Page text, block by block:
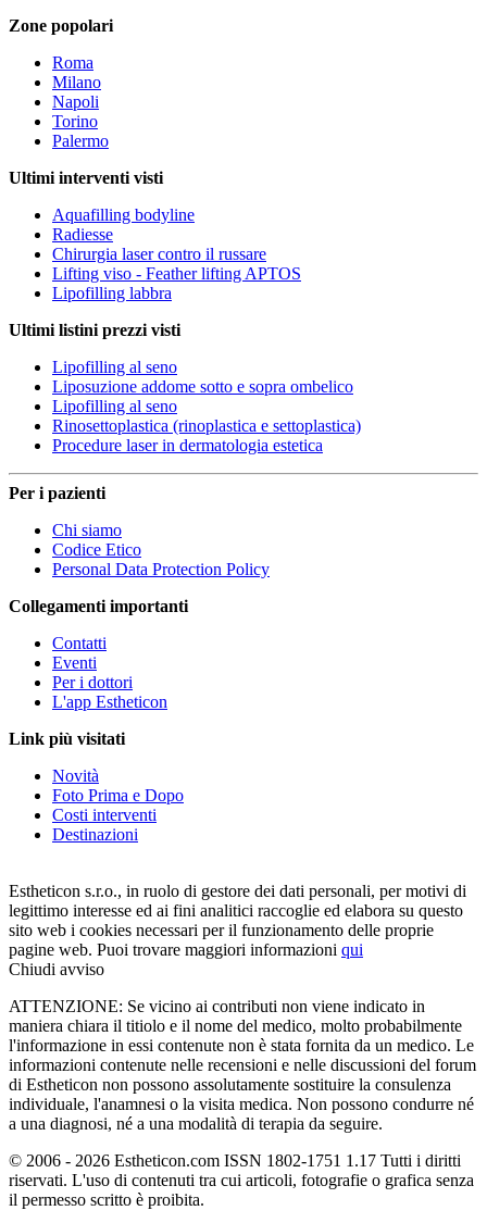
Zone popolari
Roma
Milano
Napoli
Torino
Palermo
Ultimi interventi visti
Aquafilling bodyline
Radiesse
Chirurgia laser contro il russare
Lifting viso - Feather lifting APTOS
Lipofilling labbra
Ultimi listini prezzi visti
Lipofilling al seno
Liposuzione addome sotto e sopra ombelico
Lipofilling al seno
Rinosettoplastica (rinoplastica e settoplastica)
Procedure laser in dermatologia estetica
Per i pazienti
Chi siamo
Codice Etico
Personal Data Protection Policy
Collegamenti importanti
Contatti
Eventi
Per i dottori
L'app Estheticon
Link più visitati
Novità
Foto Prima e Dopo
Costi interventi
Destinazioni
Estheticon s.r.o., in ruolo di gestore dei dati personali, per motivi di
legittimo interesse ed ai fini analitici raccoglie ed elabora su questo
sito web i cookies necessari per il funzionamento delle proprie
pagine web. Puoi trovare maggiori informazioni qui
Chiudi avviso
ATTENZIONE: Se vicino ai contributi non viene indicato in
maniera chiara il titiolo e il nome del medico, molto probabilmente
l'informazione in essi contenute non è stata fornita da un medico. Le
informazioni contenute nelle recensioni e nelle discussioni del forum
di Estheticon non possono assolutamente sostituire la consulenza
individuale, l'anamnesi o la visita medica. Non possono condurre né
a una diagnosi, né a una modalità di terapia da seguire.
© 2006 - 2026 Estheticon.com ISSN 1802-1751 1.17 Tutti i diritti
riservati. L'uso di contenuti tra cui articoli, fotografie o grafica senza
il permesso scritto è proibita.